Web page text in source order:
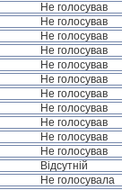
Не голосував
Не голосував
Не голосував
Не голосував
Не голосував
Не голосував
Не голосував
Не голосував
Не голосував
Не голосував
Не голосував
Відсутній
Не голосувала